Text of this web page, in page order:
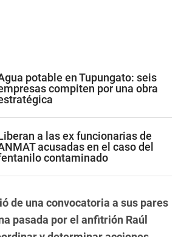
potable en Tupungato: seis
compiten por una obra
a las ex funcionarias de
acusadas en el caso del
contaminado
de una convocatoria a sus pares
pasada por el anfitrión Raúl